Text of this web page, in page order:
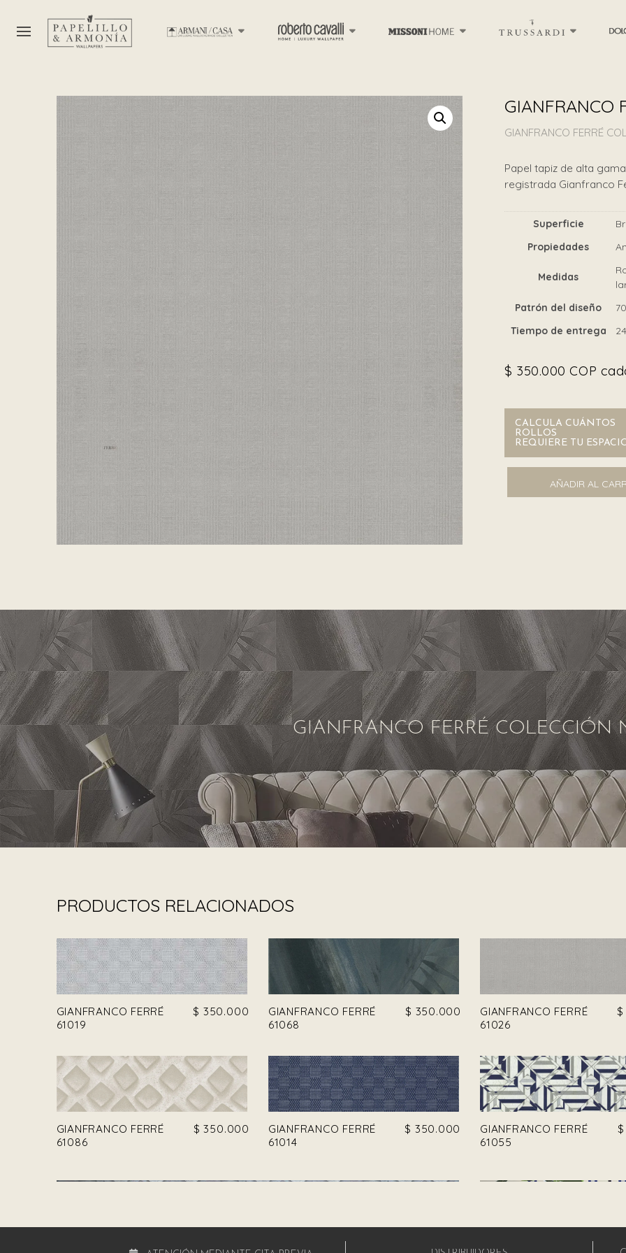
GIANFRANCO
GIANFRANCO FERRÉ
Papel tapiz de alta
registrada Gianfranco
Superficie
Propiedades
Medidas
Patrón del diseño
Tiempo de entrega
$ 350.000 COP
CALCULA CUÁNTOS
ROLLOS
REQUIERE TU
AÑADIR AL
GIANFRANCO FERRÉ COLECCIÓN
PRODUCTOS RELACIONADOS
GIANFRANCO FERRÉ
61019
$ 350.000
GIANFRANCO FERRÉ
61068
$ 350.000
GIANFRANCO FERRÉ
61026
$
GIANFRANCO FERRÉ
61086
$ 350.000
GIANFRANCO FERRÉ
61014
$ 350.000
GIANFRANCO FERRÉ
61055
$